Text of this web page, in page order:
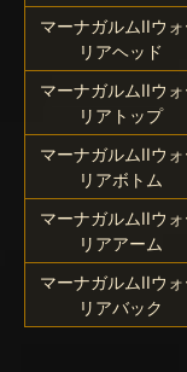
マーナガルムIIウォ
リアヘッド
マーナガルムIIウォ
リアトップ
マーナガルムIIウォ
リアボトム
マーナガルムIIウォ
リアアーム
マーナガルムIIウォ
リアバック